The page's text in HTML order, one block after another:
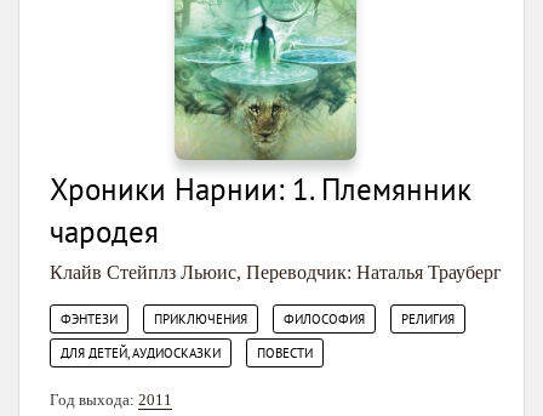
Хроники Нарнии: 1. Племянник
чародея
Клайв Стейплз Льюис, Переводчик: Наталья Трауберг
ФЭНТЕЗИ ПРИКЛЮЧЕНИЯ ФИЛОСОФИЯ РЕЛИГИЯ
ДЛЯ ДЕТЕЙ, АУДИОСКАЗКИ ПОВЕСТИ
Год выхода: 2011